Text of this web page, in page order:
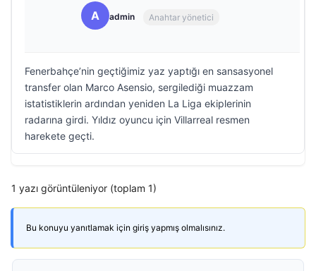
A admin Anahtar yönetici
Fenerbahçe’nin geçtiğimiz yaz yaptığı en sansasyonel
transfer olan Marco Asensio, sergilediği muazzam
istatistiklerin ardından yeniden La Liga ekiplerinin
radarına girdi. Yıldız oyuncu için Villarreal resmen
harekete geçti.
1 yazı görüntüleniyor (toplam 1)
Bu konuyu yanıtlamak için giriş yapmış olmalısınız.